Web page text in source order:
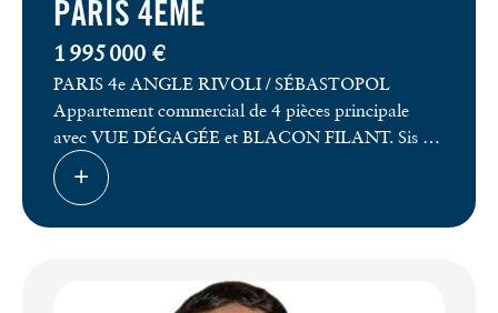
PARIS 4ÈME
1 995 000 €
PARIS 4e ANGLE RIVOLI / SÉBASTOPOL
Appartement commercial de 4 pièces principale
avec VUE DÉGAGÉE et BLACON FILANT. Sis au
2ème ÉTAGE (avec ASCENSEUR) d'un bel
immeuble Haussmannien en très bon état, ce bien